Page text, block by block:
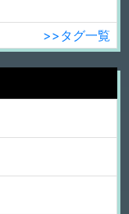
>>タグ一覧